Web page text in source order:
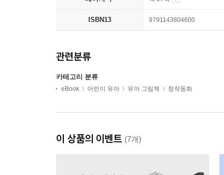
ISBN13 9791143804600
관련분류
카테고리 분류
eBook 어린이 유아 유아 그림책 창작동화
이 상품의 이벤트 (7개)